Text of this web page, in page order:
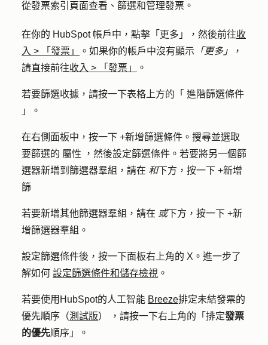
從發票索引頁面查看、篩選和管理發票。
在你的 HubSpot 帳戶中，點擊 「更多」 ，然後前往收
入 > 「發票」 。如果你的帳戶中沒有顯示 「更多」
，
請直接前往收入 > 「發票」 。
若要篩選收據，請按一下表格上方的「 進階篩選條件
」。
在右側面板中，按一下 +新增篩選條件 。搜尋並選取
要篩選的 屬性 ，然後設定篩選條件。若要將另一個篩
選器新增到篩選器羣組，請在 和下方，按一下 +新增
篩
若要新增其他篩選器羣組，請在 或下方，按一下 +新
增篩選器羣組 。
設定篩選條件後，按一下面板右上角的 X 。進一步了
解如何 設定篩選條件和儲存檢視 。
若要使用HubSpot的人工智能 Breeze排定未結發票的
優先順序（測試版） ，請按一下右上角的「排定發票
的優先順序」。